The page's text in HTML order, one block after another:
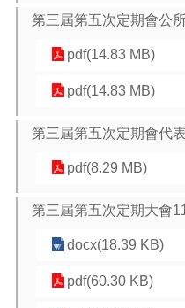
第三屆第五次定期會公
pdf(14.83 MB)
pdf(14.83 MB)
第三屆第五次定期會代
pdf(8.29 MB)
第三屆第五次定期大會
docx(18.39 KB)
pdf(60.30 KB)